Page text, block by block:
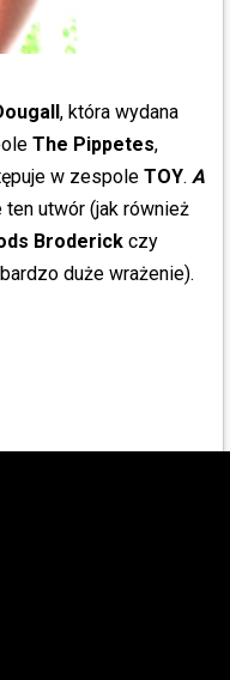
, która wydana
The Pippetes,
w zespole TOY. A
ten utwór (jak również
Broderick czy
duże wrażenie).